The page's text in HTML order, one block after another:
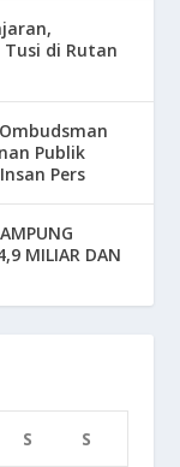
di Rutan
Publik
Pers
MILIAR DAN
S S